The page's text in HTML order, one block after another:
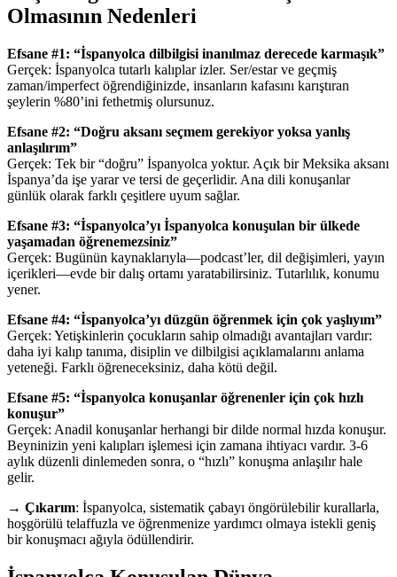
Olmasının Nedenleri
Efsane #1: “İspanyolca dilbilgisi inanılmaz derecede karmaşık”
Gerçek: İspanyolca tutarlı kalıplar izler. Ser/estar ve geçmiş
zaman/imperfect öğrendiğinizde, insanların kafasını karıştıran
şeylerin %80’ini fethetmiş olursunuz.
Efsane #2: “Doğru aksanı seçmem gerekiyor yoksa yanlış
anlaşılırım”
Gerçek: Tek bir “doğru” İspanyolca yoktur. Açık bir Meksika aksanı
İspanya’da işe yarar ve tersi de geçerlidir. Ana dili konuşanlar
günlük olarak farklı çeşitlere uyum sağlar.
Efsane #3: “İspanyolca’yı İspanyolca konuşulan bir ülkede
yaşamadan öğrenemezsiniz”
Gerçek: Bugünün kaynaklarıyla—podcast’ler, dil değişimleri, yayın
içerikleri—evde bir dalış ortamı yaratabilirsiniz. Tutarlılık, konumu
yener.
Efsane #4: “İspanyolca’yı düzgün öğrenmek için çok yaşlıyım”
Gerçek: Yetişkinlerin çocukların sahip olmadığı avantajları vardır:
daha iyi kalıp tanıma, disiplin ve dilbilgisi açıklamalarını anlama
yeteneği. Farklı öğreneceksiniz, daha kötü değil.
Efsane #5: “İspanyolca konuşanlar öğrenenler için çok hızlı
konuşur”
Gerçek: Anadil konuşanlar herhangi bir dilde normal hızda konuşur.
Beyninizin yeni kalıpları işlemesi için zamana ihtiyacı vardır. 3-6
aylık düzenli dinlemeden sonra, o “hızlı” konuşma anlaşılır hale
gelir.
→ Çıkarım: İspanyolca, sistematik çabayı öngörülebilir kurallarla,
hoşgörülü telaffuzla ve öğrenmenize yardımcı olmaya istekli geniş
bir konuşmacı ağıyla ödüllendirir.